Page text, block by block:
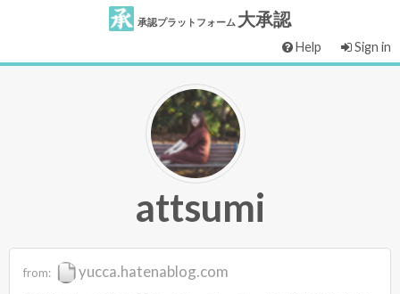
承認プラットフォーム 大承認
Help Sign in
attsumi
from: yucca.hatenablog.com